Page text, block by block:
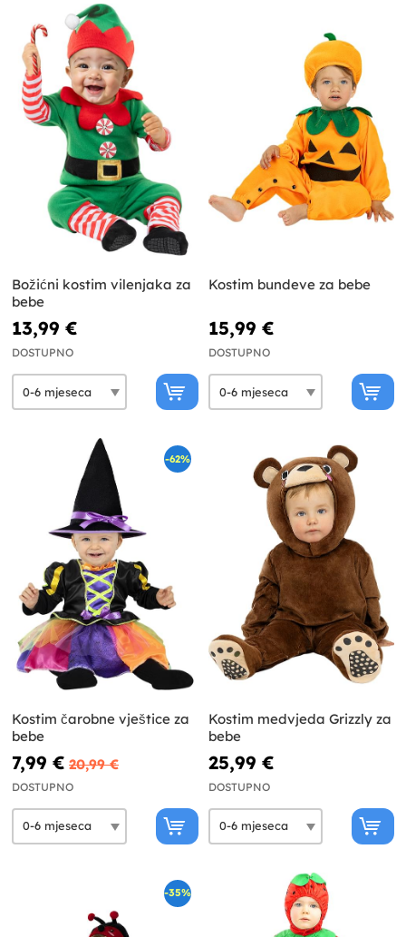
Božićni kostim vilenjaka za
bebe
13,99 €
DOSTUPNO
Kostim bundeve za bebe
15,99 €
DOSTUPNO
-62%
Kostim čarobne vještice za
bebe
7,99 € 20,99 €
DOSTUPNO
Kostim medvjeda Grizzly za
bebe
25,99 €
DOSTUPNO
-35%